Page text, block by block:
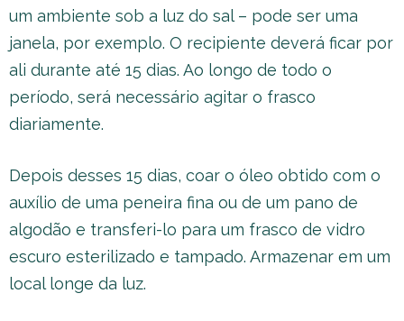
um ambiente sob a luz do sal – pode ser uma
janela, por exemplo. O recipiente deverá ficar por
ali durante até 15 dias. Ao longo de todo o
período, será necessário agitar o frasco
diariamente.
Depois desses 15 dias, coar o óleo obtido com o
auxílio de uma peneira fina ou de um pano de
algodão e transferi-lo para um frasco de vidro
escuro esterilizado e tampado. Armazenar em um
local longe da luz.